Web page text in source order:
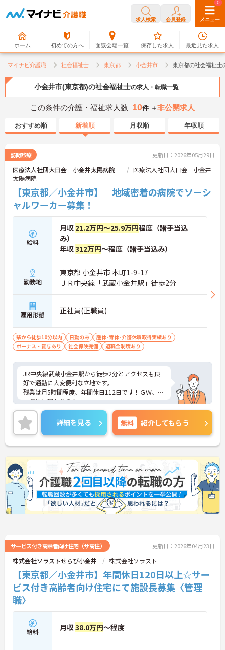
求人検索 会員登録 メニュー
ホーム 初めての方へ 面談会場一覧
0
保存した求人
0
最近見た求人
マイナビ介護職 社会福祉士 東京都 小金井市 東京都の社会福祉士
小金井市(東京都)の社会福祉士の求人・転職一覧
この条件の介護・福祉求人数 10件 ＋非公開求人
おすすめ順 新着順 月収順 年収順
訪問診療 更新日：2026年05月29日
医療法人社団大日会 小金井太陽病院
医療法人社団大日会 小金井
太陽病院
【東京都／小金井市】 地域密着の病院でソーシ
ャルワーカー募集！
給料
月収 21.2万円～25.9万円程度（諸手当込
み）
年収312万円～程度（諸手当込み）
勤務地
東京都 小金井市 本町1-9-17
ＪＲ中央線「武蔵小金井駅」徒歩2分
雇用形態 正社員(正職員)
駅から徒歩10分以内 日勤のみ
産休･育休･介護休暇取得実績あり
ボーナス・賞与あり
社会保険完備 退職金制度あり
JR中央線武蔵小金井駅から徒歩2分とアクセスも良
好で通勤に大変便利な立地です。
残業は月5時間程度、年間休日112日です！ＧＷ、年
末年始休暇もあり！
ご興味のある方はお気軽にお問い合わせ下さい。
詳細を見る 無料 紹介してもらう
サービス付き高齢者向け住宅（サ高住） 更新日：2026年04月23日
株式会社ソラストせらび小金井 株式会社ソラスト
【東京都／小金井市】年間休日120日以上☆サー
ビス付き高齢者向け住宅にて施設長募集〈管理
職〉
給料 月収38.0万円～程度